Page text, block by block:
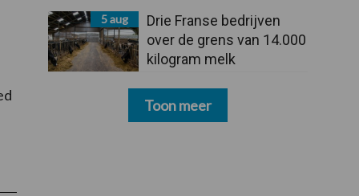
5 aug
Drie Franse bedrijven
over de grens van 14.000
kilogram melk
Toon meer